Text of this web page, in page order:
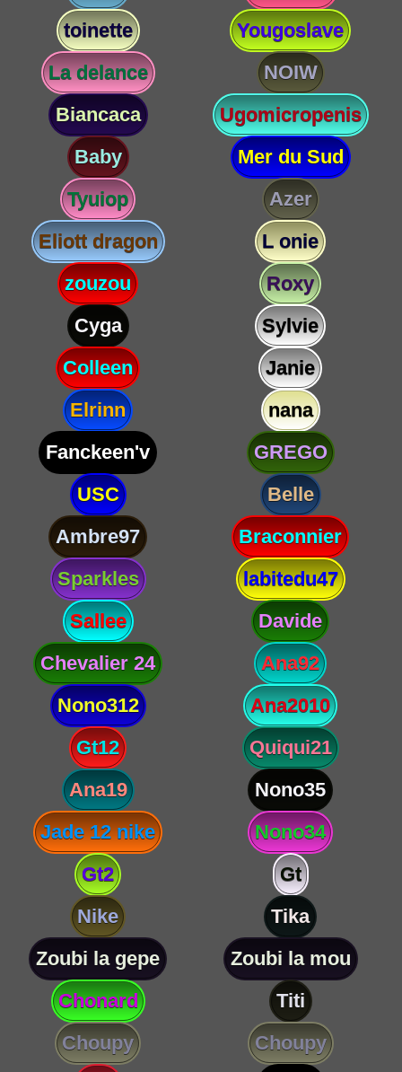
toinette
Yougoslave
La delance
NOIW
Biancaca
Ugomicropenis
Baby
Mer du Sud
Tyuiop
Azer
Eliott dragon
L onie
zouzou
Roxy
Cyga
Sylvie
Colleen
Janie
Elrinn
nana
Fanckeen'v
GREGO
USC
Belle
Ambre97
Braconnier
Sparkles
labitedu47
Sallee
Davide
Chevalier 24
Ana92
Nono312
Ana2010
Gt12
Quiqui21
Ana19
Nono35
Jade 12 nike
Nono34
Gt2
Gt
Nike
Tika
Zoubi la gepe
Zoubi la mou
Chonard
Titi
Choupy
Choupy